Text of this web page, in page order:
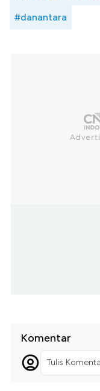
#danantara
Komentar
Tulis